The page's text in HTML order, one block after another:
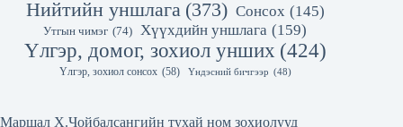
Нийтийн уншлага (373) Сонсох (145)
Утгын чимэг (74) Хүүхдийн уншлага (159)
Үлгэр, домог, зохиол унших (424)
Үлгэр, зохиол сонсох (58) Үндэсний бичгээр (48)
Маршал Х.Чойбалсангийн тухай ном зохиолууд